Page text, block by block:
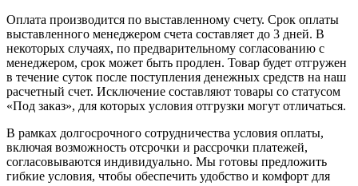
Оплата производится по выставленному счету. Срок оплаты
выставленного менеджером счета составляет до 3 дней. В
некоторых случаях, по предварительному согласованию с
менеджером, срок может быть продлен. Товар будет отгружен
в течение суток после поступления денежных средств на наш
расчетный счет. Исключение составляют товары со статусом
«Под заказ», для которых условия отгрузки могут отличаться.
В рамках долгосрочного сотрудничества условия оплаты,
включая возможность отсрочки и рассрочки платежей,
согласовываются индивидуально. Мы готовы предложить
гибкие условия, чтобы обеспечить удобство и комфорт для